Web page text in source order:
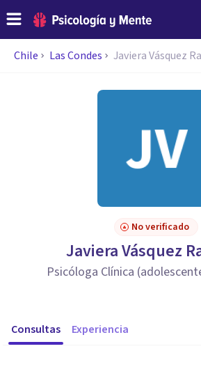
Chile Las Condes Javiera Vásquez
No verificado
Javiera Vásquez
Psicóloga Clínica
Consultas Experiencia